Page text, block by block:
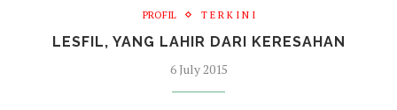
PROFIL T E R K I N I
LESFIL, YANG LAHIR DARI KERESAHAN
6 July 2015